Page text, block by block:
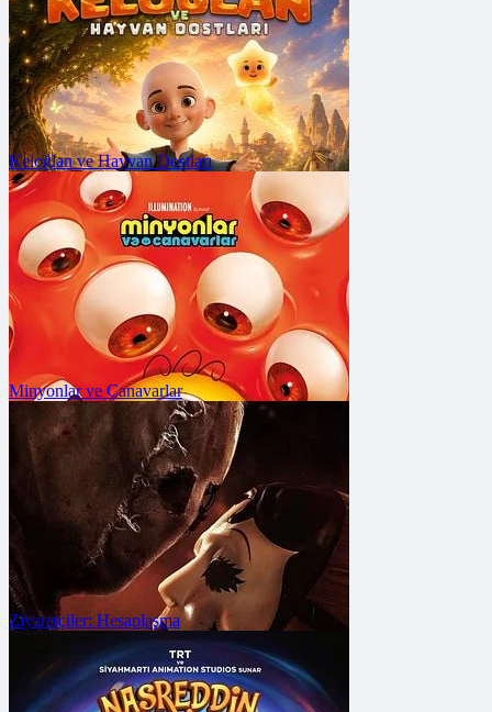
Vizyon Tarihi: 31 Temmuz 2026
FRAGMANA GİT
Vizyon Tarihi: 17 Temmuz 2026
FRAGMANA GİT
Vizyon Tarihi: 7 Ağustos 2026
Keloğlan ve Hayvan Dostları
FRAGMANA GİT
Vizyon Tarihi: 3 Temmuz 2026
Minyonlar ve Canavarlar
Ziyaretçiler: Hesaplaşma